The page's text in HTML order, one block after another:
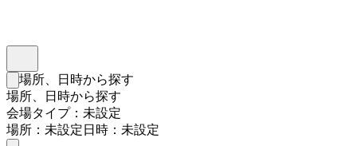
検索フォームを閉じる
場所、日時から探す
場所、日時から探す
会場タイプ：未設定
場所：未設定日時：未設定